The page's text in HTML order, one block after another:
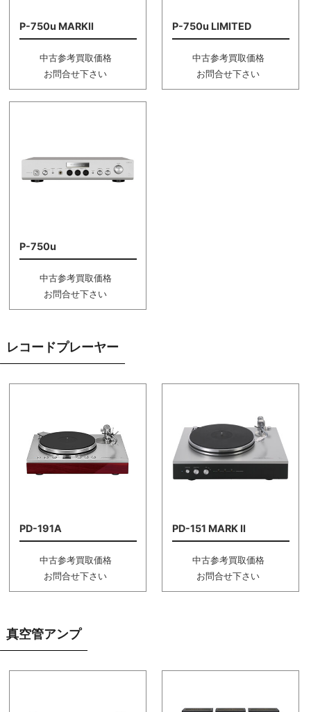
P-750u MARKII
中古参考買取価格
お問合せ下さい
P-750u LIMITED
中古参考買取価格
お問合せ下さい
P-750u
中古参考買取価格
お問合せ下さい
レコードプレーヤー
PD-191A
中古参考買取価格
お問合せ下さい
PD-151 MARK II
中古参考買取価格
お問合せ下さい
真空管アンプ